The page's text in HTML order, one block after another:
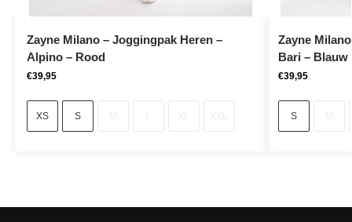
Zayne Milano – Joggingpak Heren –
Alpino – Rood
€39,95
XS S
Zayne
Bari – Blauw
€39,95
S